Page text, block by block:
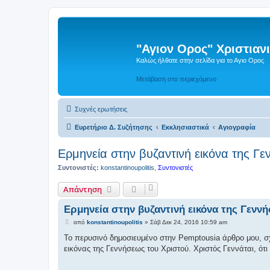
"Αγιον Ορος"
Καλώς ήλθατε στην σελίδα για το Αγιο Ορος
Μετάβαση στο περιεχόμενο
Συχνές ερωτήσεις
Ευρετήριο Δ. Συζήτησης Εκκλησιαστικά Αγιογραφία
Ερμηνεία στην βυζαντινή εικόνα της
Συντονιστές: konstantinoupolitis Συντονιστές
Απάντηση
Ερμηνεία στην βυζαντινή εικόνα της
Δ
μ
σ
από konstantinoupolitis » Σάβ Δεκ 24, 2016 10:59 am
Το περυσινό δημοσιευμένο στην Pemptousia άρθρο μου,
εικόνας της Γεννήσεως του Χριστού. Χριστός Γεννάται,